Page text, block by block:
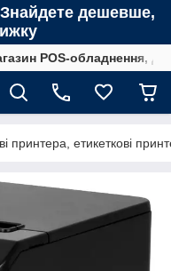
дешевше,
POS-обладнення,
етикеткові